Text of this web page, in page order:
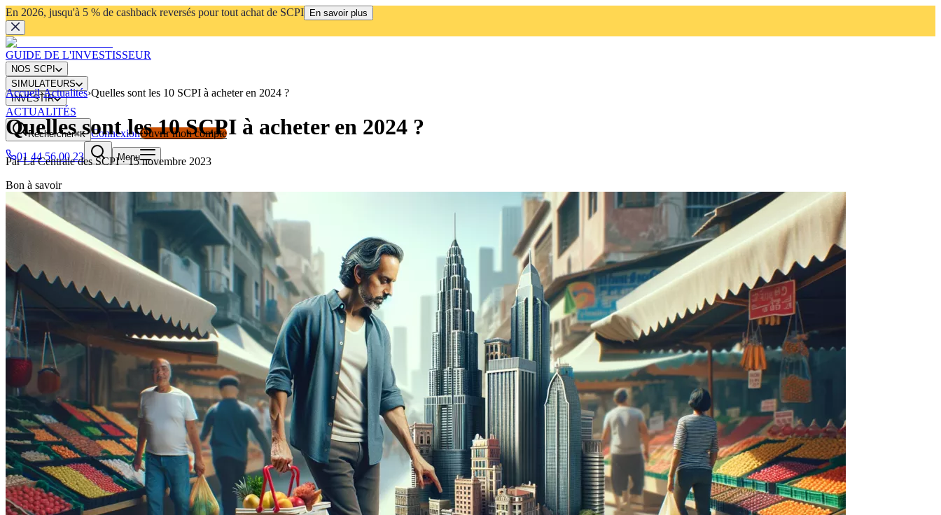
En 2026, jusqu'à 5 % de cashback reversés pour tout achat de SCPI En savoir plus
GUIDE DE L'INVESTISSEUR
NOS SCPI
SIMULATEURS
INVESTIR
ACTUALITÉS
Rechercher⌘K ConnexionOuvrir mon compte
01 44 56 00 23
Menu
Accueil›Actualités›Quelles sont les 10 SCPI à acheter en 2024 ?
Quelles sont les 10 SCPI à acheter en 2024 ?
Par La Centrale des SCPI·15 novembre 2023
Bon à savoir